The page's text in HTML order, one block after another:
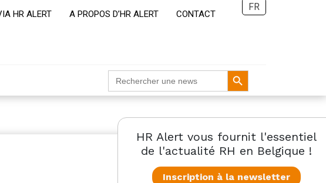
HR ALERT A PROPOS D’HR ALERT CONTACT
FR
Search
for:
Search Button
HR Alert vous fournit l'essentiel
de l'actualité RH en Belgique !
Inscription à la newsletter